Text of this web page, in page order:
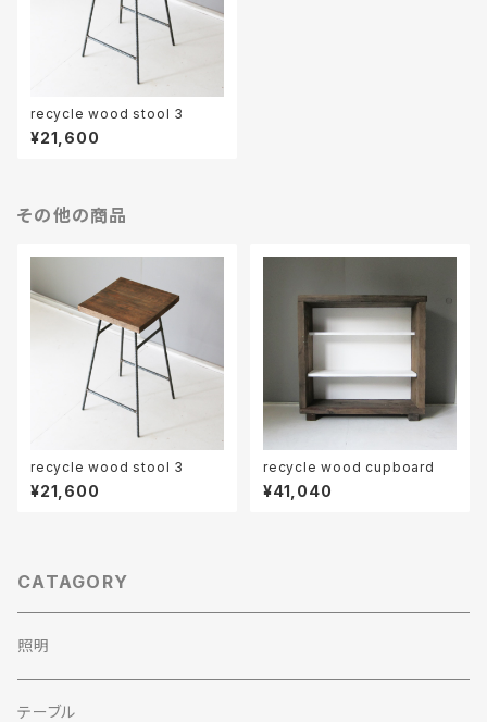
recycle wood stool 3
¥21,600
その他の商品
recycle wood stool 3
¥21,600
recycle wood cupboard
¥41,040
CATAGORY
照明
テーブル